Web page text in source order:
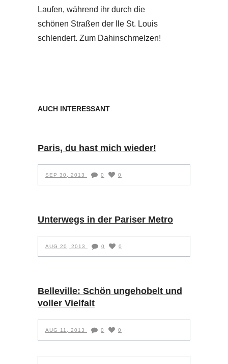
Laufen, während ihr durch die
schönen Straßen der Ile St. Louis
schlendert. Zum Dahinschmelzen!
AUCH INTERESSANT
Paris, du hast mich wieder!
SEP 30, 2013 0 0
Unterwegs in der Pariser Metro
AUG 20, 2013 0 0
Belleville: Schön ungehobelt und
voller Vielfalt
AUG 11, 2013 0 0